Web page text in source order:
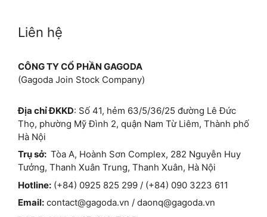
Liên hệ
CÔNG TY CỔ PHẦN GAGODA
(Gagoda Join Stock Company)
Địa chỉ ĐKKD: Số 41, hẻm 63/5/36/25 đường Lê Đức
Thọ, phường Mỹ Đình 2, quận Nam Từ Liêm, Thành phố
Hà Nội
Trụ sở: Tòa A, Hoành Sơn Complex, 282 Nguyễn Huy
Tưởng, Thanh Xuân Trung, Thanh Xuân, Hà Nội
Hotline: (+84) 0925 825 299 / (+84) 090 3223 611
Email: contact@gagoda.vn / daonq@gagoda.vn